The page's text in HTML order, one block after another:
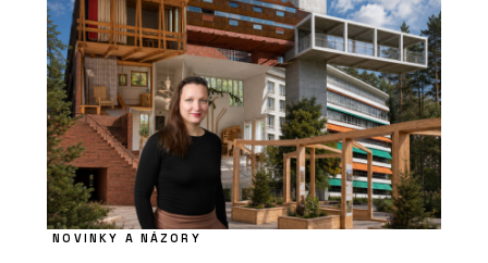
NOVINKY A NÁZORY